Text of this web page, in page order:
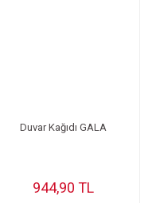
Duvar Kağıdı GALA
944,90 TL